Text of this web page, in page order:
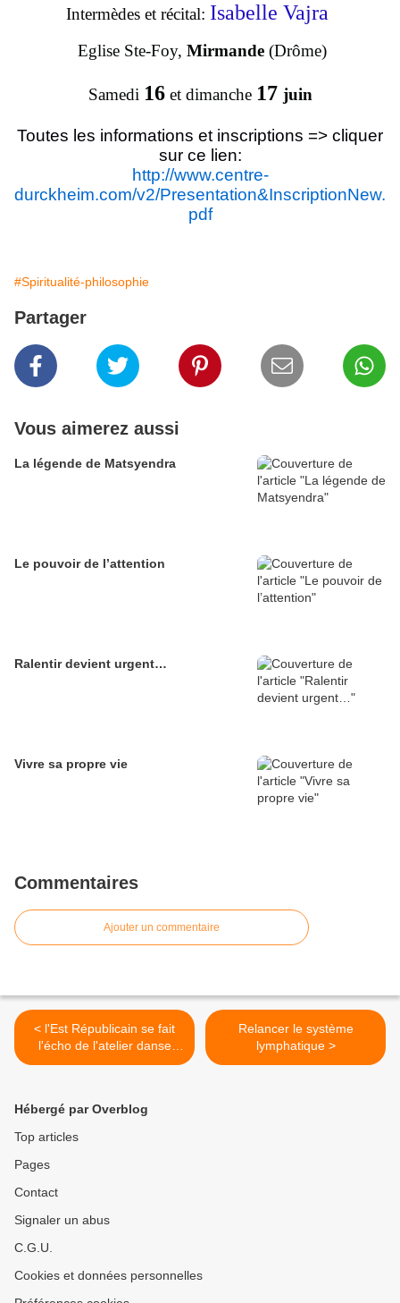
Intermèdes et récital: Isabelle Vajra
Eglise Ste-Foy, Mirmande (Drôme)
Samedi 16et dimanche 17 juin
Toutes les informations et inscriptions => cliquer
sur ce lien:
http://www.centre-
durckheim.com/v2/Presentation&InscriptionNew.
pdf
#Spiritualité-philosophie
Partager
Vous aimerez aussi
La légende de Matsyendra
Le pouvoir de l’attention
Ralentir devient urgent…
Vivre sa propre vie
Commentaires
Ajouter un commentaire
< l'Est Républicain se fait
l'écho de l'atelier danse
mandala
Relancer le système
lymphatique >
Hébergé par Overblog
Top articles
Pages
Contact
Signaler un abus
C.G.U.
Cookies et données personnelles